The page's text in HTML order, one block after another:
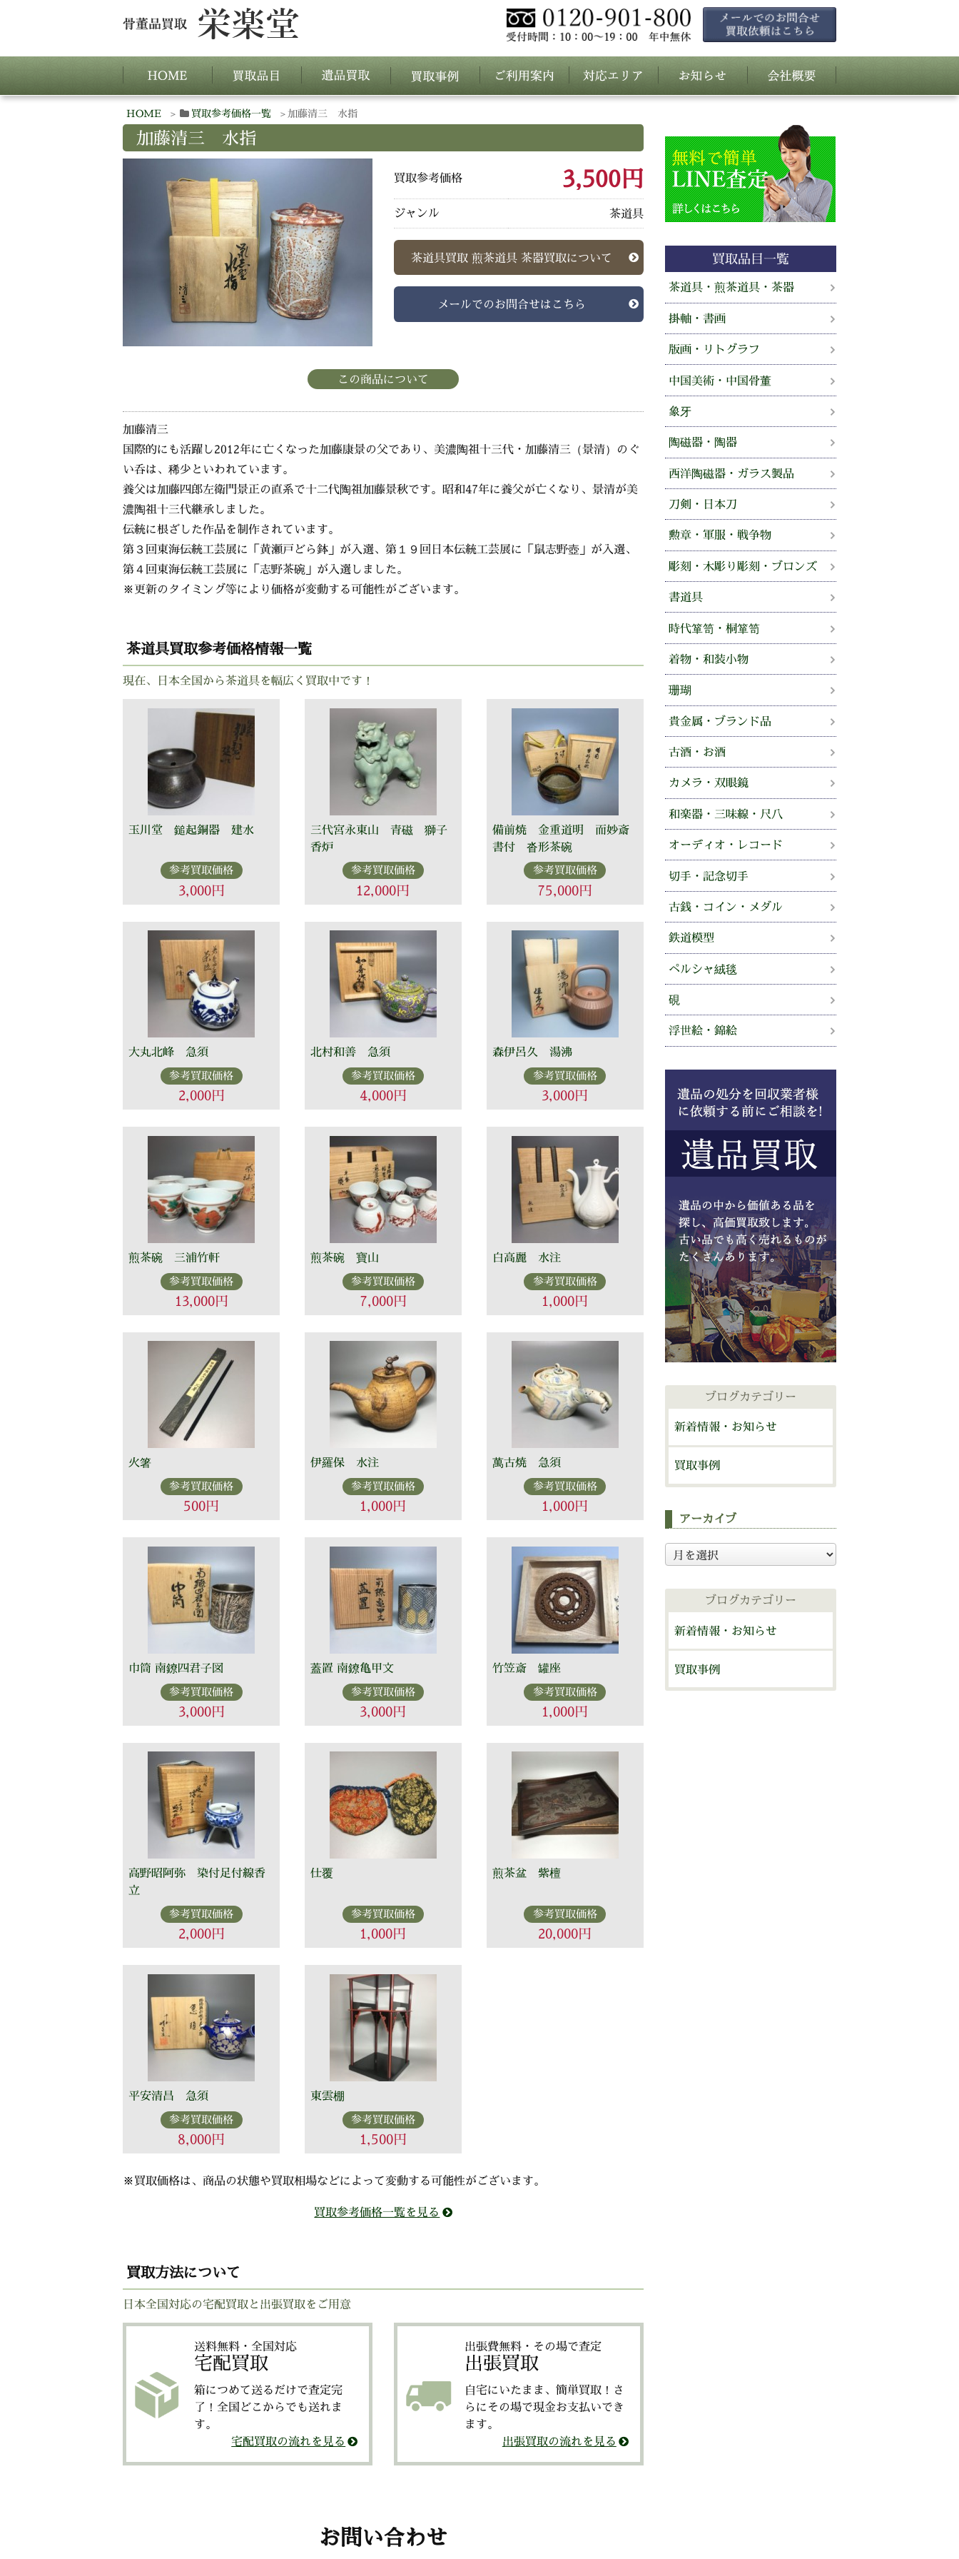
HOME 買取参考価格一覧 加藤清三 水指
加藤清三 水指
買取参考価格 3,500円
ジャンル 茶道具
茶道具買取 煎茶道具 茶器買取について
メールでのお問合せはこちら
この商品について
加藤清三
国際的にも活躍し2012年に亡くなった加藤康景の父であり、美濃陶祖十三代・加藤清三（景清）のぐ
い呑は、稀少といわれています。
養父は加藤四郎左衛門景正の直系で十二代陶祖加藤景秋です。昭和47年に養父が亡くなり、景清が美
濃陶祖十三代継承しました。
伝統に根ざした作品を制作されています。
第３回東海伝統工芸展に「黄瀬戸どら鉢」が入選、第１９回日本伝統工芸展に「鼠志野壺」が入選、
第４回東海伝統工芸展に「志野茶碗」が入選しました。
※更新のタイミング等により価格が変動する可能性がございます。
茶道具買取参考価格情報一覧
現在、日本全国から茶道具を幅広く買取中です！
玉川堂 鎚起銅器 建水
参考買取価格
3,000円
三代宮永東山 青磁 獅子
香炉
参考買取価格
12,000円
備前焼 金重道明 而妙斎
書付 沓形茶碗
参考買取価格
75,000円
大丸北峰 急須
参考買取価格
2,000円
北村和善 急須
参考買取価格
4,000円
森伊呂久 湯沸
参考買取価格
3,000円
煎茶碗 三浦竹軒
参考買取価格
13,000円
煎茶碗 寶山
参考買取価格
7,000円
白高麗 水注
参考買取価格
1,000円
火箸
参考買取価格
500円
伊羅保 水注
参考買取価格
1,000円
萬古焼 急須
参考買取価格
1,000円
巾筒 南鐐四君子図
参考買取価格
3,000円
蓋置 南鐐亀甲文
参考買取価格
3,000円
竹笠斎 罐座
参考買取価格
1,000円
高野昭阿弥 染付足付線香
立
参考買取価格
2,000円
仕覆
参考買取価格
1,000円
煎茶盆 紫檀
参考買取価格
20,000円
平安清昌 急須
参考買取価格
8,000円
東雲棚
参考買取価格
1,500円
※買取価格は、商品の状態や買取相場などによって変動する可能性がございます。
買取参考価格一覧を見る
買取方法について
日本全国対応の宅配買取と出張買取をご用意
送料無料・全国対応
宅配買取
箱につめて送るだけで査定完
了！全国どこからでも送れま
す。
宅配買取の流れを見る
出張費無料・その場で査定
出張買取
自宅にいたまま、簡単買取！さ
らにその場で現金お支払いでき
ます。
出張買取の流れを見る
お問い合わせ
買取品目一覧
茶道具・煎茶道具・茶器
掛軸・書画
版画・リトグラフ
中国美術・中国骨董
象牙
陶磁器・陶器
西洋陶磁器・ガラス製品
刀剣・日本刀
勲章・軍服・戦争物
彫刻・木彫り彫刻・ブロンズ
書道具
時代箪笥・桐箪笥
着物・和装小物
珊瑚
貴金属・ブランド品
古酒・お酒
カメラ・双眼鏡
和楽器・三味線・尺八
オーディオ・レコード
切手・記念切手
古銭・コイン・メダル
鉄道模型
ペルシャ絨毯
硯
浮世絵・錦絵
ブログカテゴリー
新着情報・お知らせ
買取事例
アーカイブ
ア
ー
ブ
ブログカテゴリー
新着情報・お知らせ
買取事例